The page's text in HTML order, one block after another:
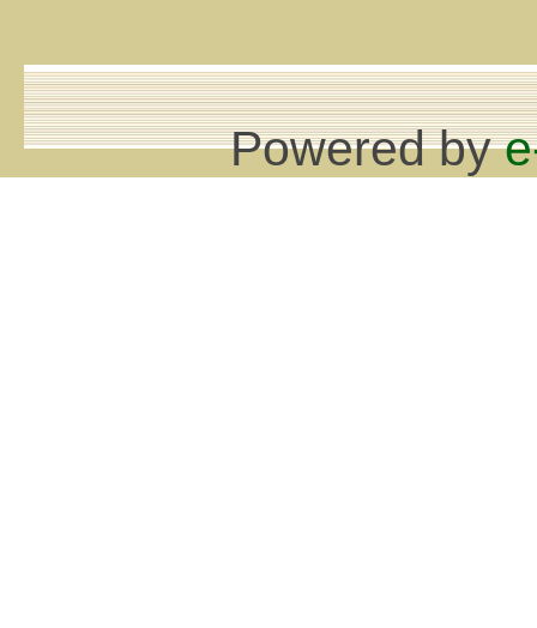
Powered by